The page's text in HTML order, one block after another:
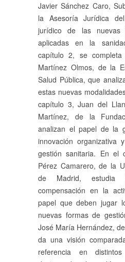
Javier Sánchez Caro,
la Asesoría Jurídica
jurídico de las nuevas
aplicadas en la
capítulo 2, se
Martínez Olmos, de la
Salud Pública, que
estas nuevas
capítulo 3, Juan del
Martínez, de la
analizan el papel de la
innovación organizativa
gestión sanitaria. En el
Pérez Camarero, de la
de Madrid, estudia
compensación en la
papel que deben jugar
nuevas formas de
José María Hernández,
da una visión
referencia en